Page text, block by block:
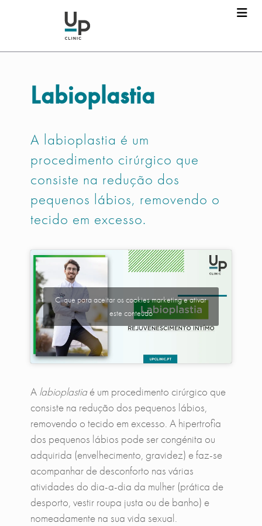
Labioplastia
A labioplastia é um
procedimento cirúrgico que
consiste na redução dos
pequenos lábios, removendo o
tecido em excesso.
Clique para aceitar os cookies marketing e ativar
este conteúdo
A labioplastiaé um procedimento cirúrgico que
consiste na redução dos pequenos lábios,
removendo o tecido em excesso. A hipertrofia
dos pequenos lábios pode ser congénita ou
adquirida (envelhecimento, gravidez) e faz-se
acompanhar de desconforto nas várias
atividades do dia-a-dia da mulher (prática de
desporto, vestir roupa justa ou de banho) e
nomeadamente na sua vida sexual.